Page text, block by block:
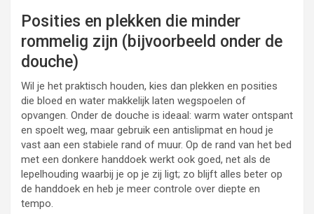
Posities en plekken die minder
rommelig zijn (bijvoorbeeld onder de
douche)
Wil je het praktisch houden, kies dan plekken en posities
die bloed en water makkelijk laten wegspoelen of
opvangen. Onder de douche is ideaal: warm water ontspant
en spoelt weg, maar gebruik een antislipmat en houd je
vast aan een stabiele rand of muur. Op de rand van het bed
met een donkere handdoek werkt ook goed, net als de
lepelhouding waarbij je op je zij ligt; zo blijft alles beter op
de handdoek en heb je meer controle over diepte en
tempo.